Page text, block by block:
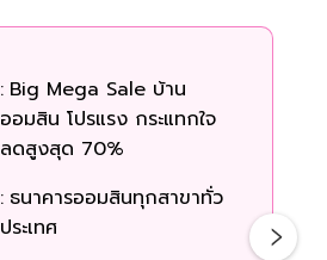
: Big Mega Sale บ้าน
ออมสิน โปรแรง กระแทกใจ
ลดสูงสุด 70%
: ธนาคารออมสินทุกสาขาทั่ว
ประเทศ